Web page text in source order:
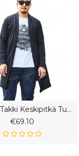
Miesten Takki Keskipitkä Tuulitakki Löysä Viitta Neuletakki
€69.10